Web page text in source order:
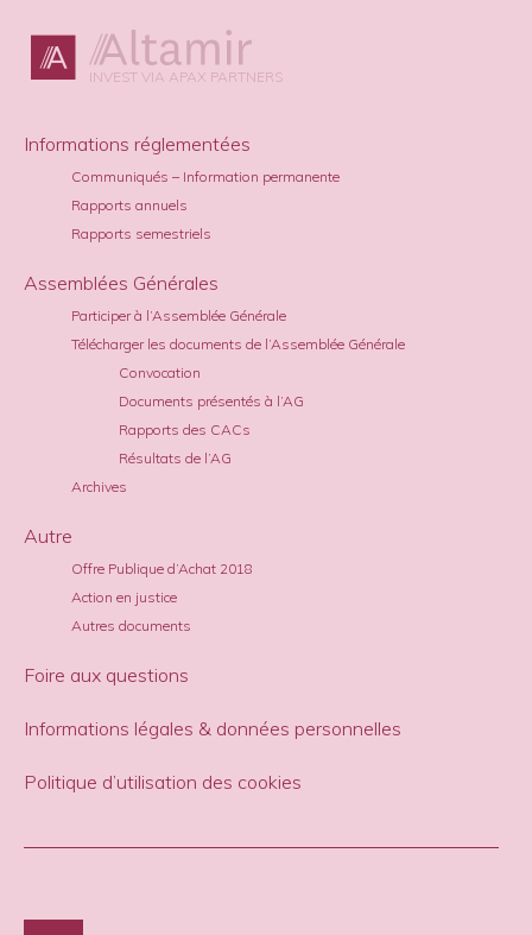
INVEST VIA APAX PARTNERS
Informations réglementées
Communiqués – Information permanente
Rapports annuels
Rapports semestriels
Assemblées Générales
Participer à l’Assemblée Générale
Télécharger les documents de l’Assemblée Générale
Convocation
Documents présentés à l’AG
Rapports des CACs
Résultats de l’AG
Archives
Autre
Offre Publique d’Achat 2018
Action en justice
Autres documents
Foire aux questions
Informations légales & données personnelles
Politique d’utilisation des cookies